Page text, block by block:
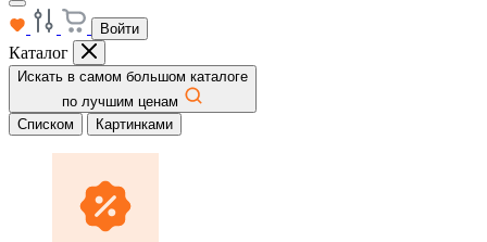
Войти
Каталог
Искать в самом большом каталоге
по лучшим ценам
Списком
Картинками